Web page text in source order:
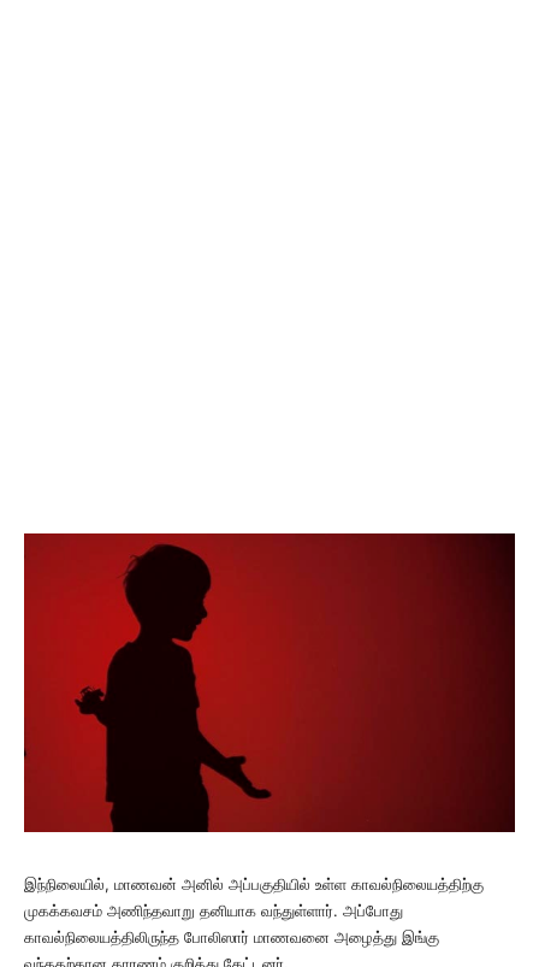
இந்நிலையில், மாணவன் அனில் அப்பகுதியில் உள்ள காவல்நிலையத்திற்கு
முகக்கவசம் அணிந்தவாறு தனியாக வந்துள்ளார். அப்போது
காவல்நிலையத்திலிருந்த போலிஸார் மாணவனை அழைத்து இங்கு